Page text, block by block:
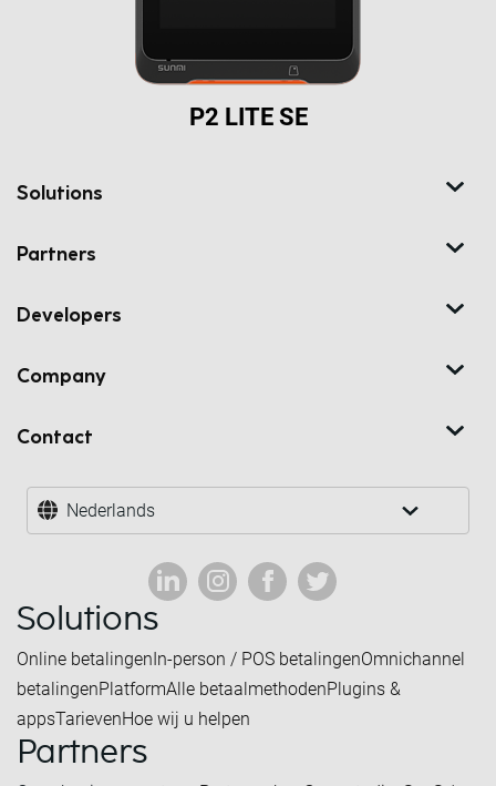
P2 LITE SE
Solutions
Partners
Developers
Company
Contact
Nederlands
Solutions
Online betalingenIn-person / POS betalingenOmnichannel
betalingenPlatformAlle betaalmethodenPlugins &
appsTarievenHoe wij u helpen
Partners